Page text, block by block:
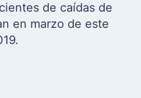
de caídas de
en marzo de este